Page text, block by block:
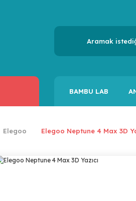
BAMBU LAB
Elegoo Elegoo Neptune 4 Max 3D